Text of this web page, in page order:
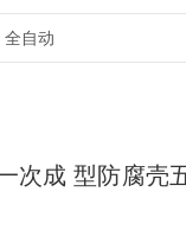
全自动
次成 型防腐壳